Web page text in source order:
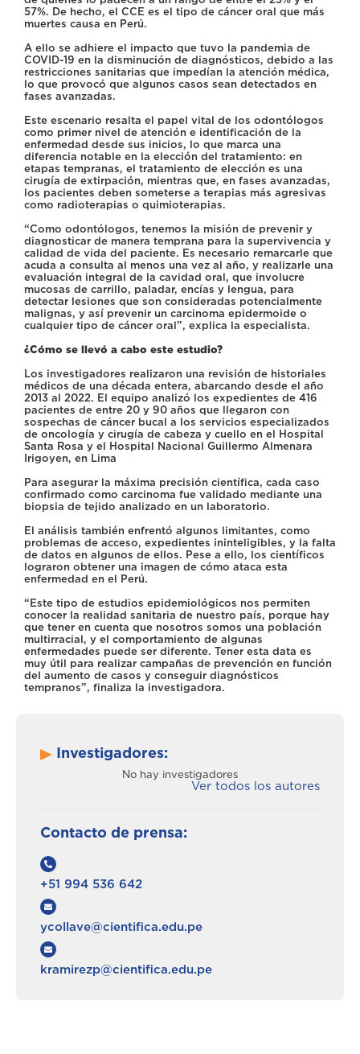
57%. De hecho, el CCE es el tipo de cáncer oral que más
muertes causa en Perú.
A ello se adhiere el impacto que tuvo la pandemia de
COVID-19 en la disminución de diagnósticos, debido a las
restricciones sanitarias que impedían la atención médica,
lo que provocó que algunos casos sean detectados en
fases avanzadas.
Este escenario resalta el papel vital de los odontólogos
como primer nivel de atención e identificación de la
enfermedad desde sus inicios, lo que marca una
diferencia notable en la elección del tratamiento: en
etapas tempranas, el tratamiento de elección es una
cirugía de extirpación, mientras que, en fases avanzadas,
los pacientes deben someterse a terapias más agresivas
como radioterapias o quimioterapias.
“Como odontólogos, tenemos la misión de prevenir y
diagnosticar de manera temprana para la supervivencia y
calidad de vida del paciente. Es necesario remarcarle que
acuda a consulta al menos una vez al año, y realizarle una
evaluación integral de la cavidad oral, que involucre
mucosas de carrillo, paladar, encías y lengua, para
detectar lesiones que son consideradas potencialmente
malignas, y así prevenir un carcinoma epidermoide o
cualquier tipo de cáncer oral”, explica la especialista.
¿Cómo se llevó a cabo este estudio?
Los investigadores realizaron una revisión de historiales
médicos de una década entera, abarcando desde el año
2013 al 2022. El equipo analizó los expedientes de 416
pacientes de entre 20 y 90 años que llegaron con
sospechas de cáncer bucal a los servicios especializados
de oncología y cirugía de cabeza y cuello en el Hospital
Santa Rosa y el Hospital Nacional Guillermo Almenara
Irigoyen, en Lima
Para asegurar la máxima precisión científica, cada caso
confirmado como carcinoma fue validado mediante una
biopsia de tejido analizado en un laboratorio.
El análisis también enfrentó algunos limitantes, como
problemas de acceso, expedientes ininteligibles, y la falta
de datos en algunos de ellos. Pese a ello, los científicos
lograron obtener una imagen de cómo ataca esta
enfermedad en el Perú.
“Este tipo de estudios epidemiológicos nos permiten
conocer la realidad sanitaria de nuestro país, porque hay
que tener en cuenta que nosotros somos una población
multirracial, y el comportamiento de algunas
enfermedades puede ser diferente. Tener esta data es
muy útil para realizar campañas de prevención en función
del aumento de casos y conseguir diagnósticos
tempranos”, finaliza la investigadora.
Investigadores:
No hay investigadores
Ver todos los autores
Contacto de prensa:
+51 994 536 642
ycollave@cientifica.edu.pe
kramirezp@cientifica.edu.pe